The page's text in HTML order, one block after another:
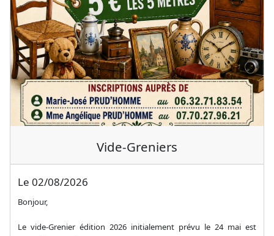
Vide-Greniers
Le 02/08/2026
Bonjour,
Le vide-Grenier édition 2026 initialement prévu le 24 mai est